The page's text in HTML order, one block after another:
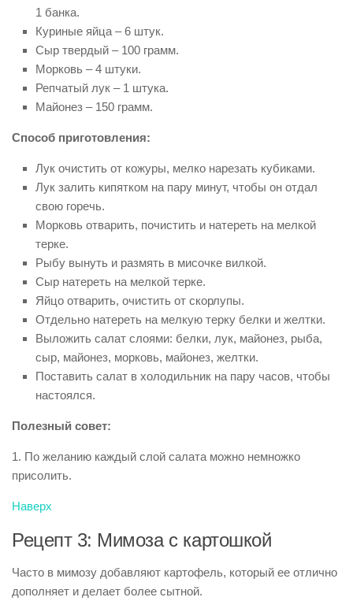
1 банка.
Куриные яйца – 6 штук.
Сыр твердый – 100 грамм.
Морковь – 4 штуки.
Репчатый лук – 1 штука.
Майонез – 150 грамм.
Способ приготовления:
Лук очистить от кожуры, мелко нарезать кубиками.
Лук залить кипятком на пару минут, чтобы он отдал
свою горечь.
Морковь отварить, почистить и натереть на мелкой
терке.
Рыбу вынуть и размять в мисочке вилкой.
Сыр натереть на мелкой терке.
Яйцо отварить, очистить от скорлупы.
Отдельно натереть на мелкую терку белки и желтки.
Выложить салат слоями: белки, лук, майонез, рыба,
сыр, майонез, морковь, майонез, желтки.
Поставить салат в холодильник на пару часов, чтобы
настоялся.
Полезный совет:
1. По желанию каждый слой салата можно немножко
присолить.
Наверх
Рецепт 3: Мимоза с картошкой
Часто в мимозу добавляют картофель, который ее отлично
дополняет и делает более сытной.